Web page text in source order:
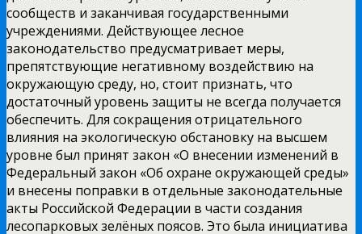
сообществ и заканчивая государственными
учреждениями. Действующее лесное
законодательство предусматривает меры,
препятствующие негативному воздействию на
окружающую среду, но, стоит признать, что
достаточный уровень защиты не всегда получается
обеспечить. Для сокращения отрицательного
влияния на экологическую обстановку на высшем
уровне был принят закон «О внесении изменений в
Федеральный закон «Об охране окружающей среды»
и внесены поправки в отдельные законодательные
акты Российской Федерации в части создания
лесопарковых зелёных поясов. Это была инициатива